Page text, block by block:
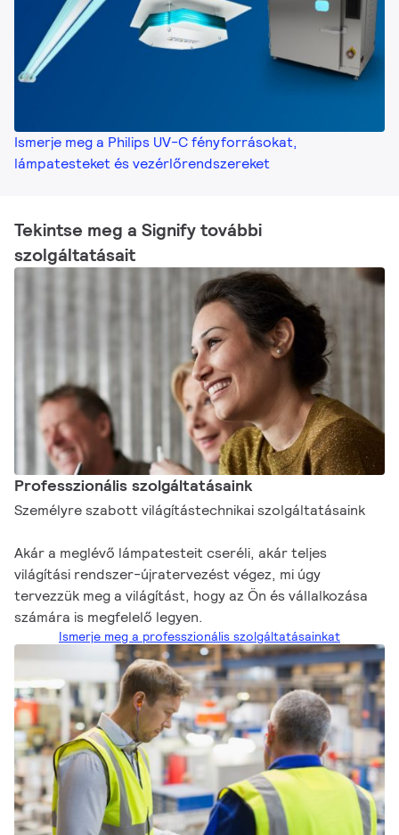
Ismerje meg a Philips UV-C fényforrásokat,
lámpatesteket és vezérlőrendszereket
Tekintse meg a Signify további
szolgáltatásait
Professzionális szolgáltatásaink
Személyre szabott világítástechnikai szolgáltatásaink
Akár a meglévő lámpatesteit cseréli, akár teljes
világítási rendszer-újratervezést végez, mi úgy
tervezzük meg a világítást, hogy az Ön és vállalkozása
számára is megfelelő legyen.
Ismerje meg a professzionális szolgáltatásainkat